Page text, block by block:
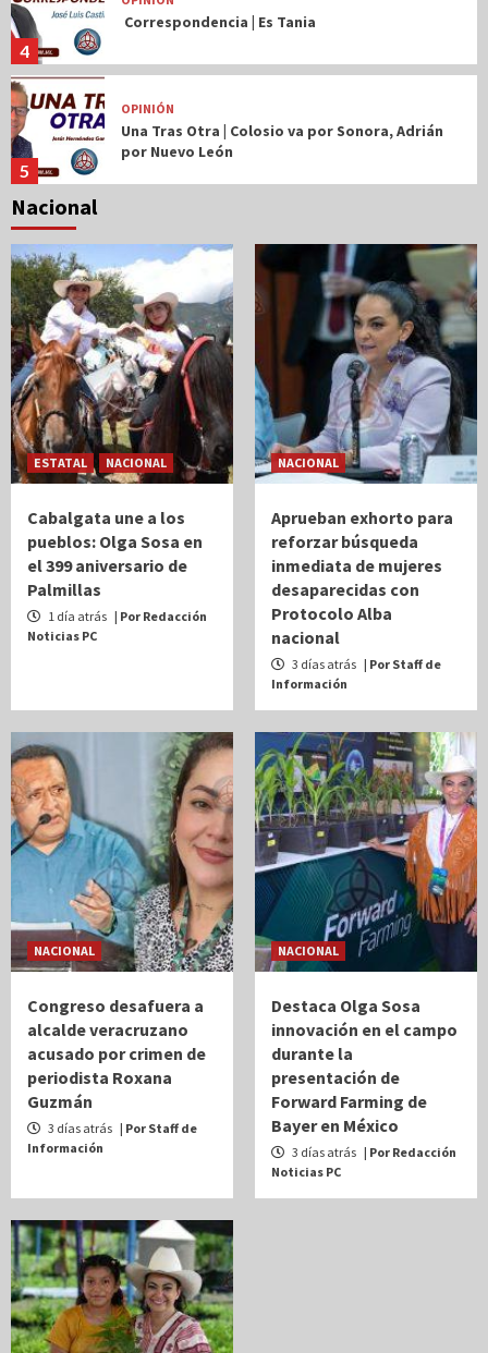
4
Correspondencia | Es Tania
5
OPINIÓN
Una Tras Otra | Colosio va por Sonora, Adrián
por Nuevo León
1
Señal Política | En Rio Bravo se apoya la
historia y la cultura de Tamaulipas: Miguel
Almaraz
2
OPINIÓN
Una Tras Otra | Turistean en la CDM
aspirantes a coordinadores
OPINIÓN
Una Tras Otra | Le tupe PRI a ERASMO y SET
por silencio cómplice
Correspondencia | Es Tania
5
OPINIÓN
Una Tras Otra | Colosio va por Sonora, Adrián
por Nuevo León
Nacional
ESTATAL NACIONAL
Cabalgata une a los
pueblos: Olga Sosa en
el 399 aniversario de
Palmillas
1 día atrás | Por Redacción
Noticias PC
NACIONAL
Aprueban exhorto para
reforzar búsqueda
inmediata de mujeres
desaparecidas con
Protocolo Alba
nacional
3 días atrás | Por Staff de
Información
NACIONAL
Congreso desafuera a
alcalde veracruzano
acusado por crimen de
periodista Roxana
Guzmán
3 días atrás | Por Staff de
Información
NACIONAL
Destaca Olga Sosa
innovación en el campo
durante la
presentación de
Forward Farming de
Bayer en México
3 días atrás | Por Redacción
Noticias PC